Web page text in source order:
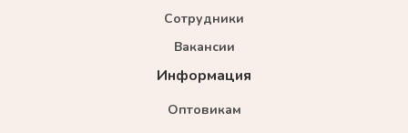
Сотрудники
Вакансии
Информация
Оптовикам